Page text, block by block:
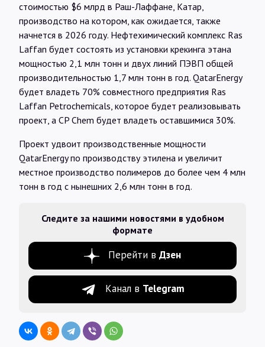
стоимостью $6 млрд в Раш-Лаффане, Катар,
производство на котором, как ожидается, также
начнется в 2026 году. Нефтехимический комплекс Ras
Laffan будет состоять из установки крекинга этана
мощностью 2,1 млн тонн и двух линий ПЭВП общей
производительностью 1,7 млн тонн в год. QatarEnergy
будет владеть 70% совместного предприятия Ras
Laffan Petrochemicals, которое будет реализовывать
проект, а CP Chem будет владеть оставшимися 30%.
Проект удвоит производственные мощности
QatarEnergy по производству этилена и увеличит
местное производство полимеров до более чем 4 млн
тонн в год с нынешних 2,6 млн тонн в год.
Следите за нашими новостями в удобном
формате
Перейти в Дзен
Канал в Telegram